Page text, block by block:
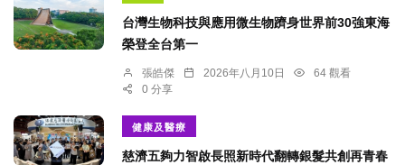
台灣生物科技與應用微生物躋身世界前30強東海
榮登全台第一
張皓傑 2026年八月10日
64 觀看
0 分享
健康及醫療
慈濟五夠力智啟長照新時代翻轉銀髮共創再青春